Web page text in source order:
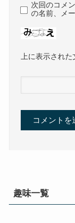
次回のコメ
の名前、メ
上に表示され
趣味一覧